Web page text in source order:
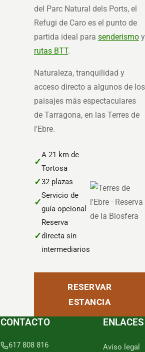
del Parc Natural dels Ports, el
Refugi de Caro es el punto de
partida ideal para senderismo y
rutas BTT.
Naturaleza, tranquilidad y
acceso directo a algunos de los
paisajes más espectaculares
de Tarragona, en las Terres de
l'Ebre.
✓
A 21 km de
Tortosa
✓32 plazas
✓
Servicio de
guía opcional
✓
Reserva
directa sin
intermediarios
RESERVAR
ESTANCIA
CONTACTO
617 808 816
ENLACES
Aviso legal